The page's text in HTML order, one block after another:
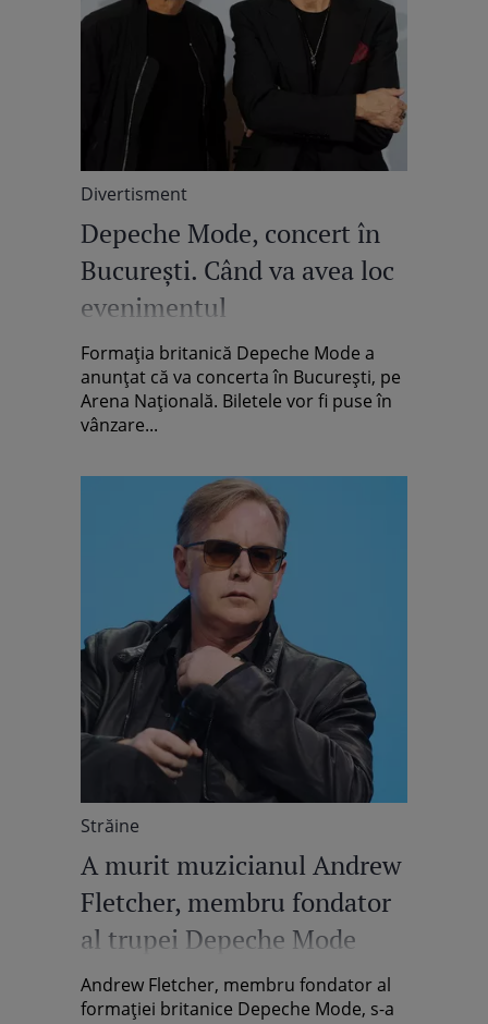
Divertisment
Depeche Mode, concert în
București. Când va avea loc
evenimentul
Formația britanică Depeche Mode a
anunțat că va concerta în București, pe
Arena Națională. Biletele vor fi puse în
vânzare...
Străine
A murit muzicianul Andrew
Fletcher, membru fondator
al trupei Depeche Mode
Andrew Fletcher, membru fondator al
formației britanice Depeche Mode, s-a